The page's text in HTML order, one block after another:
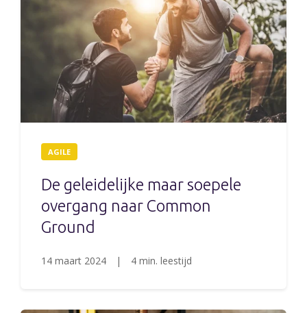
AGILE
De geleidelijke maar soepele
overgang naar Common
Ground
14 maart 2024 | 4 min. leestijd